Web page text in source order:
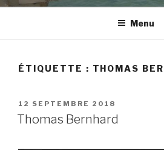
Menu
ÉTIQUETTE : THOMAS
PUBLIÉ
LE
12 SEPTEMBRE 2018
Thomas Bernhard